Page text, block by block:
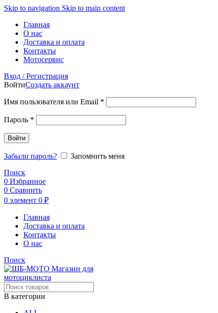
Skip to navigation Skip to main content
Главная
О нас
Доставка и оплата
Контакты
Мотосервис
Вход / Регистрация
ВойтиСоздать аккаунт
Имя пользователя или Email *
Пароль *
Войти
Забыли пароль?
Запомнить меня
Поиск
0 Избранное
0 Сравнить
0 элемент 0 ₽
Главная
Доставка и оплата
Контакты
О нас
Поиск
В категории